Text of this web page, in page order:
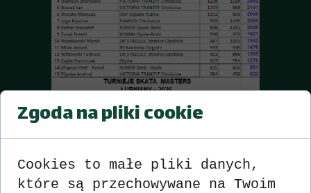
Zgoda na pliki cookie
Cookies to małe pliki danych,
które są przechowywane na Twoim